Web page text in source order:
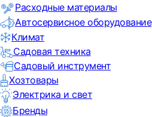
Расходные материалы
Автосервисное оборудование
Климат
Садовая техника
Садовый инструмент
Хозтовары
Электрика и свет
Бренды